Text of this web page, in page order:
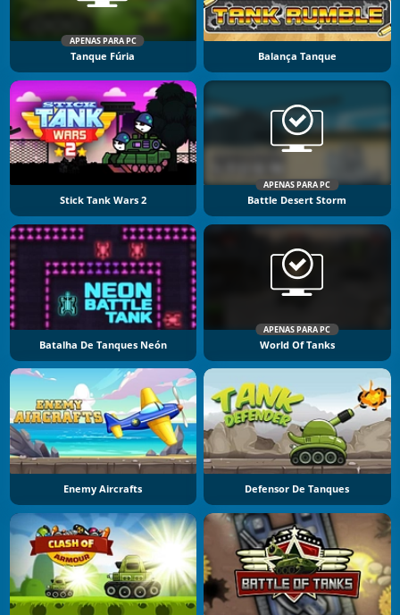
APENAS PARA PC
Tanque Fúria Balança Tanque
Stick Tank Wars 2
APENAS PARA PC
Battle Desert Storm
Batalha De Tanques Neón
APENAS PARA PC
World Of Tanks
Enemy Aircrafts Defensor De Tanques